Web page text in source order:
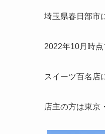
埼玉県春日部市
2022年10月時
スイーツ百名店
店主の方は東京